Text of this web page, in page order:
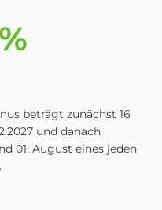
beträgt zunächst 16
und danach
01. August eines jeden